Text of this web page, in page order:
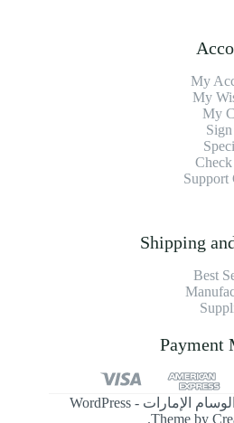
My
My
My
Support
Shipping
Best
Payment
Copyright © 2026 شركة الوسام الإمارات - WordPress
Theme by
.